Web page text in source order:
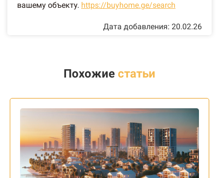
вашему объекту. https://buyhome.ge/search
Дата добавления: 20.02.26
Похожие статьи